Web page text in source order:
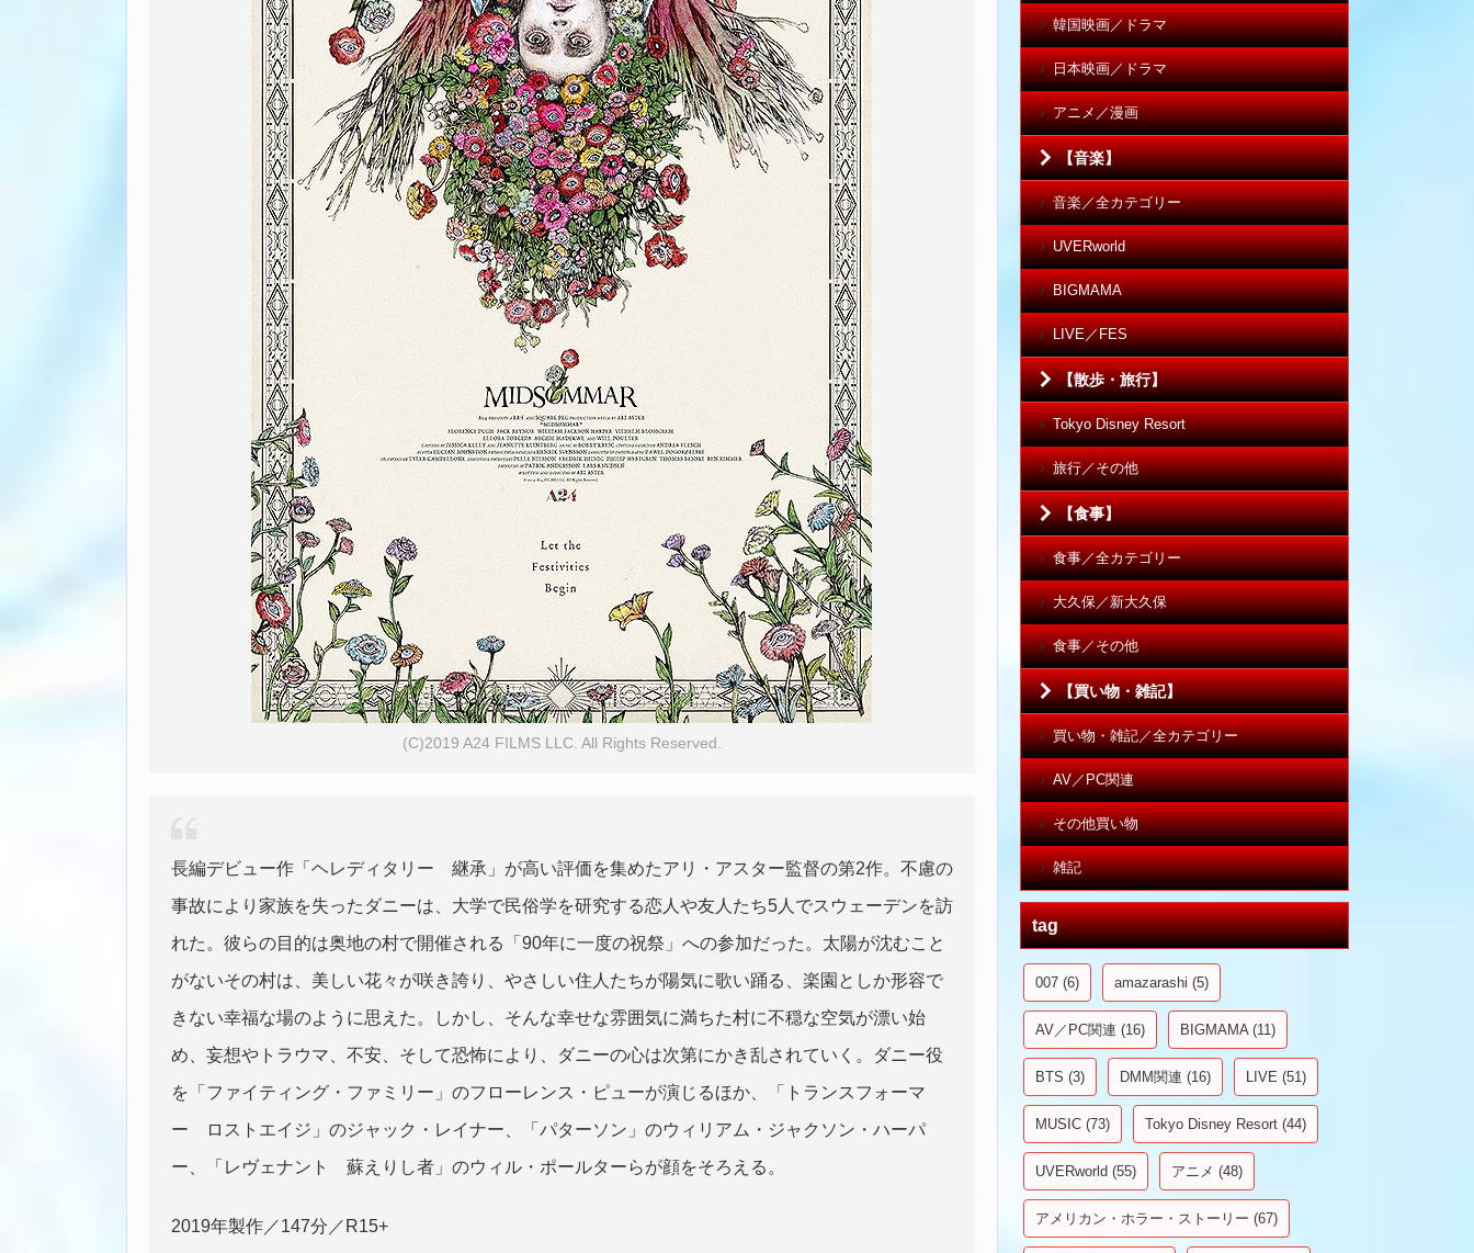
(C)2019 A24 FILMS LLC. All Rights Reserved.
長編デビュー作「ヘレディタリー 継承」が高い評価を集めたアリ・アスター監督の第2作。不慮の
事故により家族を失ったダニーは、大学で民俗学を研究する恋人や友人たち5人でスウェーデンを訪
れた。彼らの目的は奥地の村で開催される「90年に一度の祝祭」への参加だった。太陽が沈むこと
がないその村は、美しい花々が咲き誇り、やさしい住人たちが陽気に歌い踊る、楽園としか形容で
きない幸福な場のように思えた。しかし、そんな幸せな雰囲気に満ちた村に不穏な空気が漂い始
め、妄想やトラウマ、不安、そして恐怖により、ダニーの心は次第にかき乱されていく。ダニー役
を「ファイティング・ファミリー」のフローレンス・ピューが演じるほか、「トランスフォーマ
ー ロストエイジ」のジャック・レイナー、「パターソン」のウィリアム・ジャクソン・ハーパ
ー、「レヴェナント 蘇えりし者」のウィル・ポールターらが顔をそろえる。
2019年製作／147分／R15+
韓国映画／ドラマ
日本映画／ドラマ
アニメ／漫画
【音楽】
音楽／全カテゴリー
UVERworld
BIGMAMA
LIVE／FES
【散歩・旅行】
Tokyo Disney Resort
旅行／その他
【食事】
食事／全カテゴリー
大久保／新大久保
食事／その他
【買い物・雑記】
買い物・雑記／全カテゴリー
AV／PC関連
その他買い物
雑記
tag
007(6) amazarashi (5)
AV／PC関連 (16) BIGMAMA(11)
BTS (3) DMM関連 (16) LIVE (51)
MUSIC(73) Tokyo Disney Resort(44)
UVERworld(55) アニメ (48)
アメリカン・ホラー・ストーリー (67)